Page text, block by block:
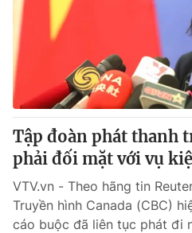
VTV4
VTV9
Liên hệ tòa soạn
THỜI BÁO VTV
Tập đoàn phát thanh
phải đối mặt với vụ
VTV.vn - Theo hãng tin
Truyền hình Canada (CBC)
cáo buộc đã liên tục phát đi